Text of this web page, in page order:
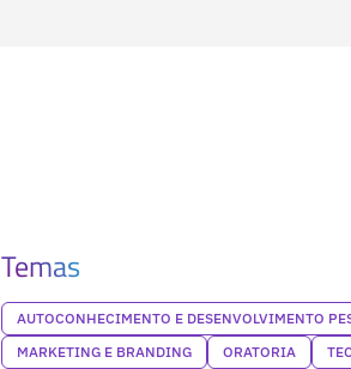
Temas
AUTOCONHECIMENTO E DESENVOLVIMENTO
MARKETING E BRANDING
ORATORIA